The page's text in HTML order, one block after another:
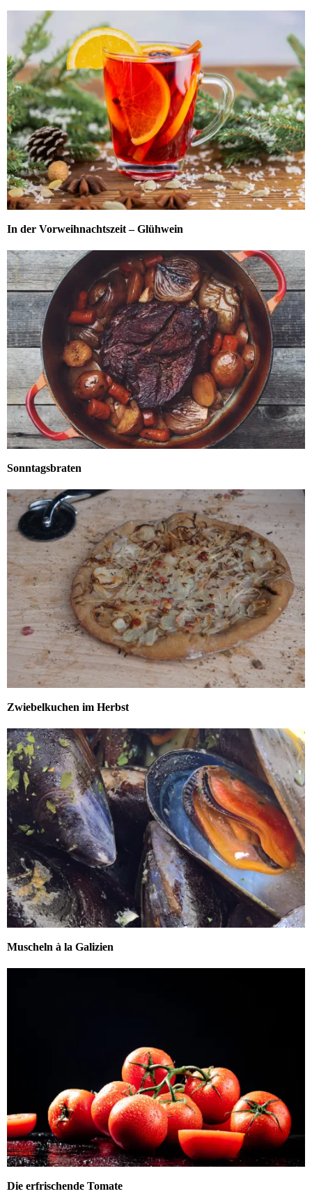
In der Vorweihnachtszeit – Glühwein
Sonntagsbraten
Zwiebelkuchen im Herbst
Muscheln à la Galizien
Die erfrischende Tomate